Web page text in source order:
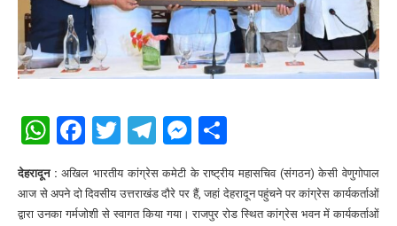
WhatsApp
Facebook
Twitter
Telegram
Messenger
देहरादून : अखिल भारतीय कांग्रेस कमेटी के राष्ट्रीय महासचिव (संगठन) केसी वेणुगोपाल
आज से अपने दो दिवसीय उत्तराखंड दौरे पर हैं, जहां देहरादून पहुंचने पर कांग्रेस कार्यकर्ताओं
द्वारा उनका गर्मजोशी से स्वागत किया गया। राजपुर रोड स्थित कांग्रेस भवन में कार्यकर्ताओं